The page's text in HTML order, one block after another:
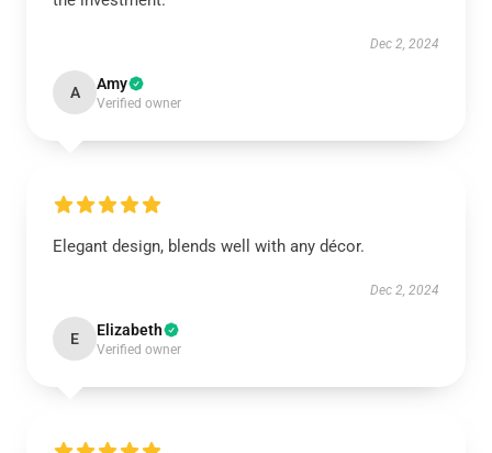
Dec 2, 2024
A Amy
Verified owner
Elegant design, blends well with any décor.
Dec 2, 2024
E Elizabeth
Verified owner